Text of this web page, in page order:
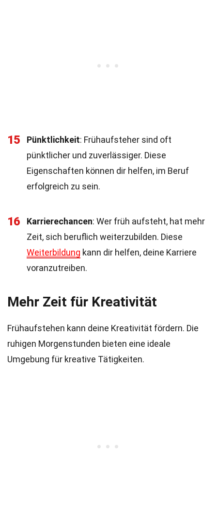
15 Pünktlichkeit: Frühaufsteher sind oft
pünktlicher und zuverlässiger. Diese
Eigenschaften können dir helfen, im Beruf
erfolgreich zu sein.
16 Karrierechancen: Wer früh aufsteht, hat mehr
Zeit, sich beruflich weiterzubilden. Diese
Weiterbildung kann dir helfen, deine Karriere
voranzutreiben.
Mehr Zeit für Kreativität
Frühaufstehen kann deine Kreativität fördern. Die
ruhigen Morgenstunden bieten eine ideale
Umgebung für kreative Tätigkeiten.